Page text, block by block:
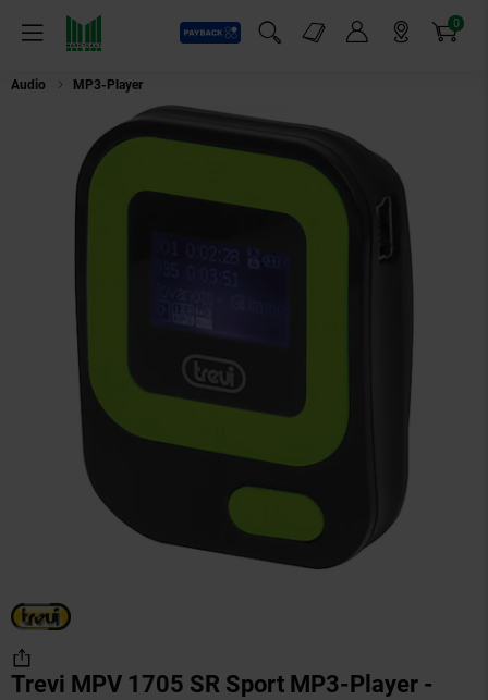
Menü
Payback
Suchfeld einblenden
Markt-Angebote 0
Artikel
Audio MP3-Player
Trevi MPV 1705 SR Sport MP3-Player -